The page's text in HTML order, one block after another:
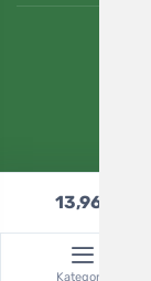
13,96
Kategorie